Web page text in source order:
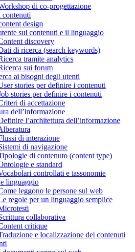
di co-progettazione
contenuti
design
sui contenuti e il linguaggio
discovery
di ricerca (search keywords)
tramite analytics
sui forum
ai bisogni degli utenti
stories per definire i contenuti
stories per definire i contenuti
di accettazione
dell’informazione
l’architettura dell’informazione
di interazione
di navigazione
di contenuto (content type)
e standard
controllati e tassonomie
linguaggio
leggono le persone sul web
regole per un linguaggio semplice
collaborativa
critique
e localizzazione dei contenuti